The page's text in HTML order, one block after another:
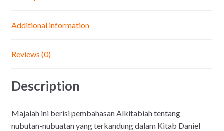
Additional information
Reviews (0)
Description
Majalah ini berisi pembahasan Alkitabiah tentang
nubutan-nubuatan yang terkandung dalam Kitab Daniel